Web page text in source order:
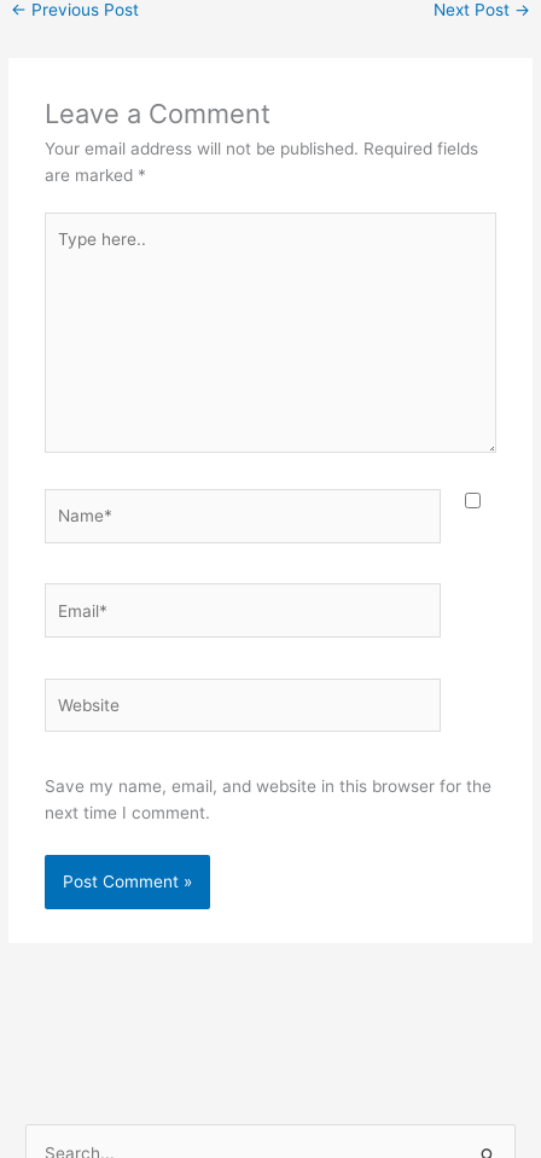
← Previous Post Next Post →
Leave a Comment
Your email address will not be published. Required fields
are marked *
here..
Save my name, email, and website in this browser for the
next time I comment.